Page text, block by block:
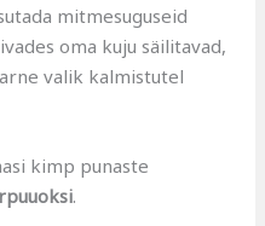
mitmesuguseid
oma kuju säilitavad,
valik kalmistutel
kimp punaste
.